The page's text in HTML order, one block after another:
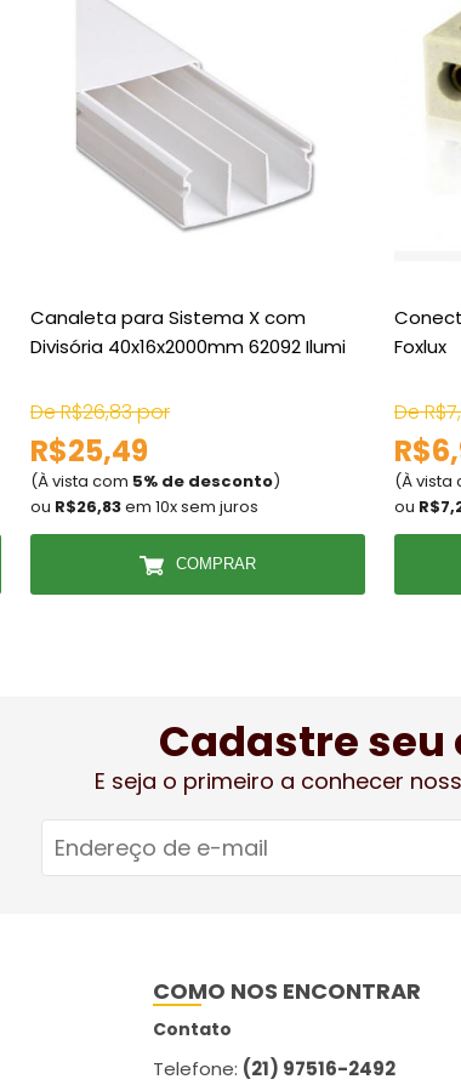
Canaleta para Sistema X com
Divisória 40x16x2000mm 62092 Ilumi
De R$26,83 por
R$25,49
(À vista com 5% de desconto)
ou R$26,83em 10x sem juros
COMPRAR
Foxlux
De
(À vista
ou
Cadastre
E seja o primeiro a conhecer
COMO NOS ENCONTRAR
Contato
Telefone: (21) 97516-2492